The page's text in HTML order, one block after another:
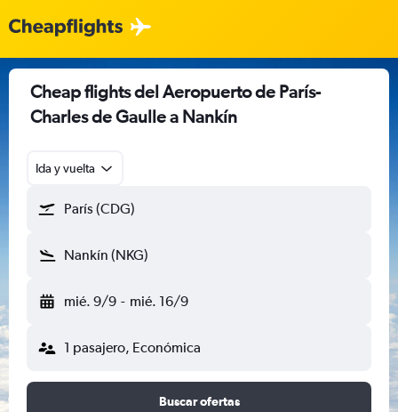
Cheap flights del Aeropuerto de París-
Charles de Gaulle a Nankín
Ida y vuelta
París (CDG)
Nankín (NKG)
mié. 9/9 - mié. 16/9
1 pasajero, Económica
Buscar ofertas